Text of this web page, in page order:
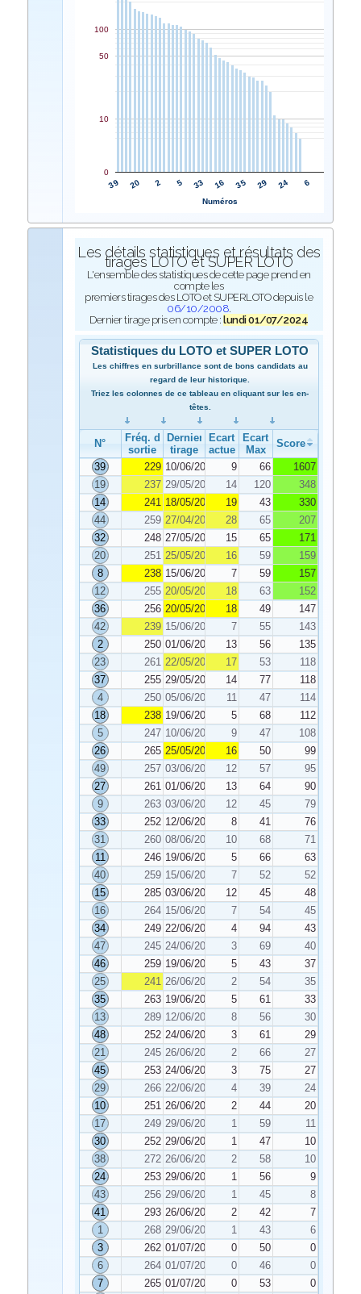
39 20 2 5 33 16 35 29 24 6
0
10
50
100
Numéros
Les détails statistiques et résultats des
tirages LOTO et SUPER LOTO
L'ensemble des statistiques de cette page prend en
compte les
premiers tirages des LOTO et SUPERLOTO depuis le
06/10/2008.
Dernier tirage pris en compte :lundi 01/07/2024
Statistiques du LOTO et SUPER LOTO
Les chiffres en surbrillance sont de bons candidats au
regard de leur historique.
Triez les colonnes de ce tableau en cliquant sur les en-
têtes.
N°
Fréq. de
sortie
Dernier
tirage
Ecart
actuel
Ecart
Max
Score
39
229 10/06/2024 9 66
1607
19
237 29/05/2024 14 120
348
14
241 18/05/2024 19 43
330
44
259 27/04/2024 28 65
207
32
248 27/05/2024 15 65
171
20
251 25/05/2024 16 59
159
8
238 15/06/2024 7 59
157
12
255 20/05/2024 18 63
152
36
256 20/05/2024 18 49
147
42
239 15/06/2024 7 55
143
2
250 01/06/2024 13 56
135
23
261 22/05/2024 17 53
118
37
255 29/05/2024 14 77
118
4
250 05/06/2024 11 47
114
18
238 19/06/2024 5 68
112
5
247 10/06/2024 9 47
108
26
265 25/05/2024 16 50
99
49
257 03/06/2024 12 57
95
27
261 01/06/2024 13 64
90
9
263 03/06/2024 12 45
79
33
252 12/06/2024 8 41
76
31
260 08/06/2024 10 68
71
11
246 19/06/2024 5 66
63
40
259 15/06/2024 7 52
52
15
285 03/06/2024 12 45
48
16
264 15/06/2024 7 54
45
34
249 22/06/2024 4 94
43
47
245 24/06/2024 3 69
40
46
259 19/06/2024 5 43
37
25
241 26/06/2024 2 54
35
35
263 19/06/2024 5 61
33
13
289 12/06/2024 8 56
30
48
252 24/06/2024 3 61
29
21
245 26/06/2024 2 66
27
45
253 24/06/2024 3 75
27
29
266 22/06/2024 4 39
24
10
251 26/06/2024 2 44
20
17
249 29/06/2024 1 59
11
30
252 29/06/2024 1 47
10
38
272 26/06/2024 2 58
10
24
253 29/06/2024 1 56
9
43
256 29/06/2024 1 45
8
41
293 26/06/2024 2 42
7
1
268 29/06/2024 1 43
6
3
262 01/07/2024 0 50
0
6
264 01/07/2024 0 46
0
7
265 01/07/2024 0 53
0